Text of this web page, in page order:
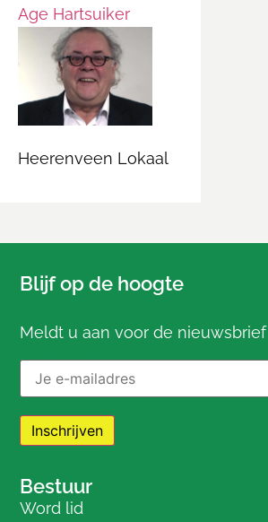
Age Hartsuiker
Heerenveen Lokaal
Blijf op de hoogte
Meldt u aan voor de nieuwsbrief
Bestuur
Word lid